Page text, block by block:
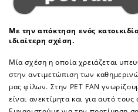
Με την απόκτηση ενός
ιδιαίτερη σχέση.
Μία σχέση η οποία χρειάζεται
στην αντιμετώπιση των
μας φίλων. Στην PET FAN
είναι ανεκτίμητα και για αυτό